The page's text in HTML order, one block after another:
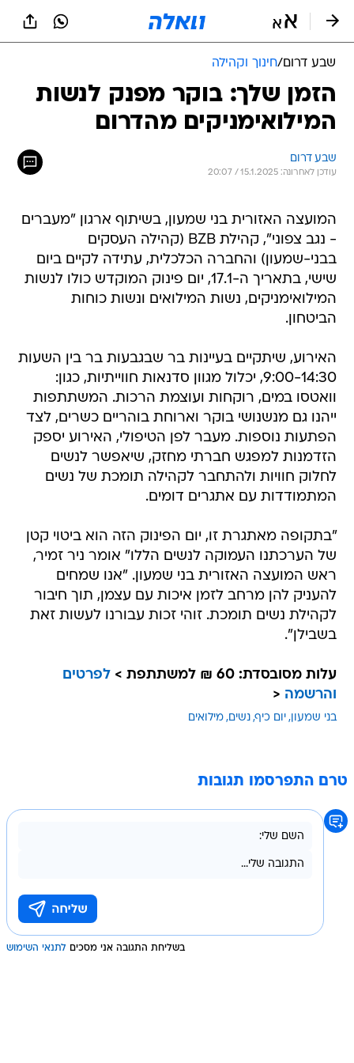
שבע דרום/חינוך וקהילה
הזמן שלך: בוקר מפנק לנשות
המילואימניקים מהדרום
שבע דרום
עודכן לאחרונה: 15.1.2025 / 20:07
המועצה האזורית בני שמעון, בשיתוף ארגון "מעברים
- נגב צפוני", קהילת BZB (קהילה העסקים
בבני-שמעון) והחברה הכלכלית, עתידה לקיים ביום
שישי, בתאריך ה-17.1, יום פינוק המוקדש כולו לנשות
המילואימניקים, נשות המילואים ונשות כוחות
הביטחון.
האירוע, שיתקיים בעיינות בר שבגבעות בר בין השעות
9:00-14:30, יכלול מגוון סדנאות חווייתיות, כגון:
וואטסו במים, רוקחות ועוצמת הרכות. המשתתפות
ייהנו גם מנשנושי בוקר וארוחת בוהריים כשרים, לצד
הפתעות נוספות. מעבר לפן הטיפולי, האירוע יספק
הזדמנות למפגש חברתי מחזק, שיאפשר לנשים
לחלוק חוויות ולהתחבר לקהילה תומכת של נשים
המתמודדות עם אתגרים דומים.
"בתקופה מאתגרת זו, יום הפינוק הזה הוא ביטוי קטן
של הערכתנו העמוקה לנשים הללו" אומר ניר זמיר,
ראש המועצה האזורית בני שמעון. "אנו שמחים
להעניק להן מרחב לזמן איכות עם עצמן, תוך חיבור
לקהילת נשים תומכת. זוהי זכות עבורנו לעשות זאת
בשבילן".
עלות מסובסדת: 60 ₪ למשתתפת >
לפרטים
והרשמה <
בני שמעון יום כיף נשים מילואים
טרם התפרסמו תגובות
בשליחת התגובה אני מסכים לתנאי השימוש